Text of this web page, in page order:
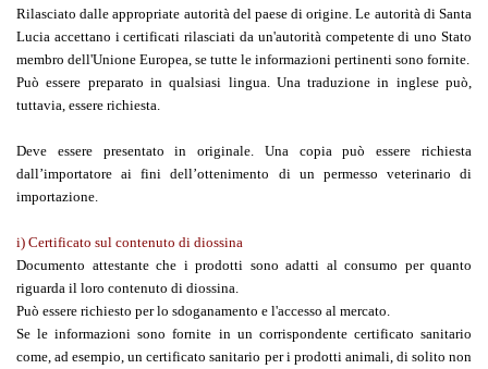
Rilasciato dalle appropriate autorità del paese di origine. Le autorità di Santa
Lucia accettano i certificati rilasciati da un'autorità competente di uno Stato
membro dell'Unione Europea, se tutte le informazioni pertinenti sono fornite.
Può essere preparato in qualsiasi lingua. Una traduzione in inglese può,
tuttavia, essere richiesta.
Deve essere presentato in originale. Una copia può essere richiesta
dall’importatore ai fini dell’ottenimento di un permesso veterinario di
importazione.
i) Certificato sul contenuto di diossina
Documento attestante che i prodotti sono adatti al consumo per quanto
riguarda il loro contenuto di diossina.
Può essere richiesto per lo sdoganamento e l'accesso al mercato.
Se le informazioni sono fornite in un corrispondente certificato sanitario
come, ad esempio, un certificato sanitario per i prodotti animali, di solito non